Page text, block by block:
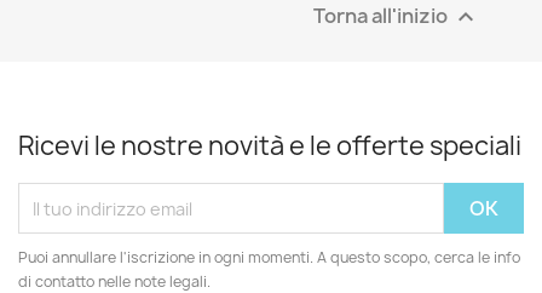
Torna all'inizio 
Ricevi le nostre novità e le offerte speciali
Puoi annullare l'iscrizione in ogni momenti. A questo scopo, cerca le info
di contatto nelle note legali.